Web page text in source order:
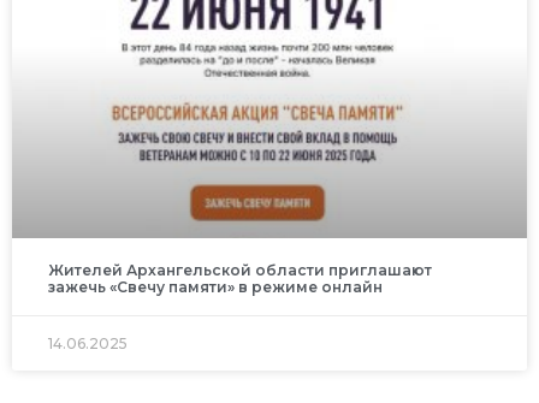
Жителей Архангельской области приглашают
зажечь «Свечу памяти» в режиме онлайн
14.06.2025